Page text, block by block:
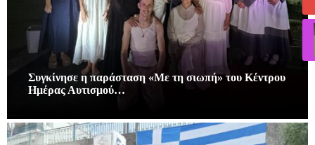
Συγκίνησε η παράσταση «Με τη σιωπή» του Κέντρου
Ημέρας Αυτισμού…